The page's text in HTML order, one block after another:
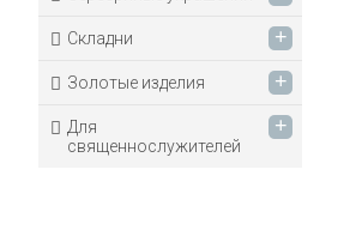
Складни +
Золотые изделия +
Для
священнослужителей
+